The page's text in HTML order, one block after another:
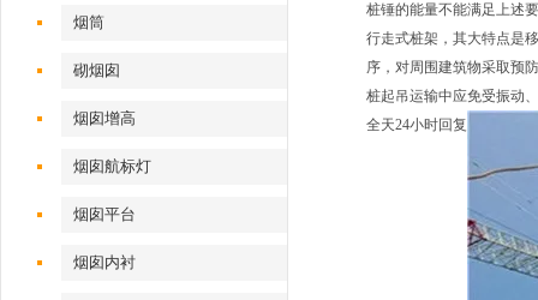
烟筒
砌烟囱
烟囱增高
烟囱航标灯
烟囱平台
烟囱内衬
桩锤的能量不能满足上述
行走式桩架，其大特点是
序，对周围建筑物采取预
桩起吊运输中应免受振动
全天24小时回复